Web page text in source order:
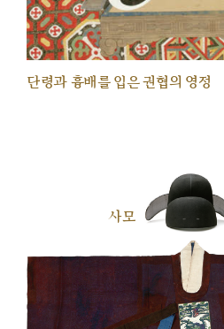
단령과 흉배를 입은 권협의 영정
사모